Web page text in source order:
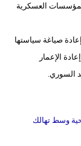
العسكرية
صياغة سياستها
الإعمار
السوري.
وسط تهالك